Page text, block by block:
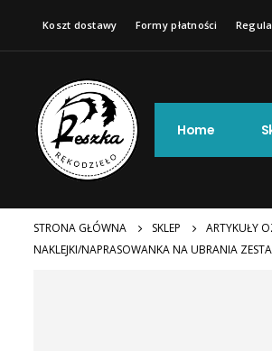
Koszt dostawy Formy płatności
Home
STRONA GŁÓWNA SKLEP ARTYKUŁY
NAKLEJKI/NAPRASOWANKA NA UBRANIA